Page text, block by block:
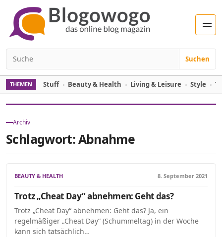
Zum Inhalt springen
Suchen nach:
Suchen
THEMEN Stuff Beauty & Health Living & Leisure Style
Archiv
Schlagwort:Abnahme
BEAUTY & HEALTH 8. September 2021
Trotz „Cheat Day“ abnehmen: Geht das?
Trotz „Cheat Day“ abnehmen: Geht das? Ja, ein
regelmäßiger „Cheat Day“ (Schummeltag) in der Woche
kann sich tatsächlich…